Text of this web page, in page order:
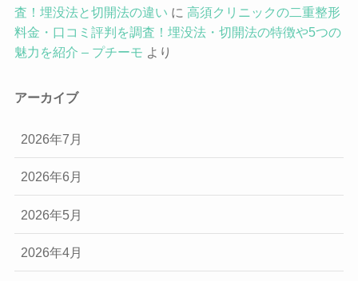
査！埋没法と切開法の違い に 高須クリニックの二重整形
料金・口コミ評判を調査！埋没法・切開法の特徴や5つの
魅力を紹介 – プチーモ より
アーカイブ
2026年7月
2026年6月
2026年5月
2026年4月